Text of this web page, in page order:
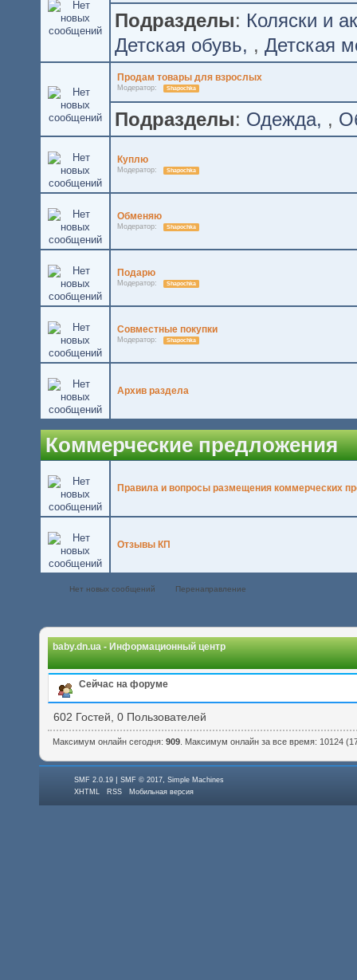
Подразделы: Коляски и
Детская обувь
, Детская
Продам товары для взрослых
Модератор: Shapochka
Подразделы: Одежда ,
Куплю
Модератор: Shapochka
Обменяю
Модератор: Shapochka
Подарю
Модератор: Shapochka
Совместные покупки
Модератор: Shapochka
Архив раздела
Коммерческие предложения
Правила и вопросы размещения коммерческих
Отзывы КП
Нет новых сообщений Перенаправление
baby.dn.ua - Информационный центр
Сейчас на форуме
602 Гостей, 0 Пользователей
Максимум онлайн сегодня: 909. Максимум онлайн за все время: 10124
SMF 2.0.19 |SMF © 2017 ,Simple Machines
XHTML
RSS Мобильная версия